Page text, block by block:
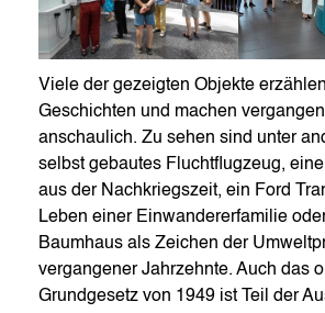
Viele der gezeigten Objekte
Geschichten und machen
anschaulich. Zu sehen sind unter
selbst gebautes Fluchtflugzeug,
aus der Nachkriegszeit, ein Ford
Leben einer Einwandererfamilie
Baumhaus als Zeichen der
vergangener Jahrzehnte. Auch das
Grundgesetz von 1949 ist Teil der